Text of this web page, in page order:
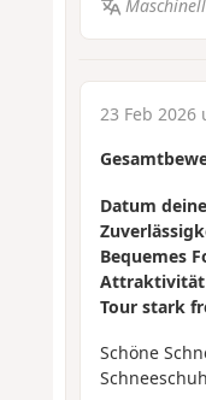
23 Feb 2026
Datum
Bequemes
Attraktivität
Tour stark
Schöne